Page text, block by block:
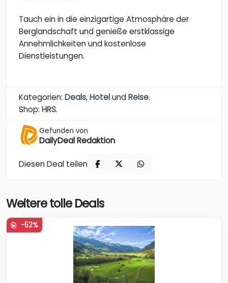
Tauch ein in die einzigartige Atmosphäre der
Berglandschaft und genieße erstklassige
Annehmlichkeiten und kostenlose
Dienstleistungen.
Kategorien: Deals,HotelundReise.
Shop: HRS.
Gefunden von
DailyDeal Redaktion
Diesen Deal teilen
Weitere tolle Deals
-52%